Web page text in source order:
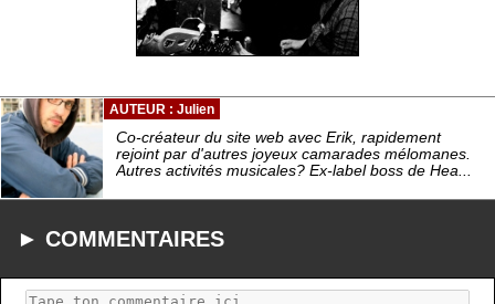
AUTEUR : Julien
Co-créateur du site web avec Erik, rapidement
rejoint par d'autres joyeux camarades mélomanes.
Autres activités musicales? Ex-label boss de Hea...
► COMMENTAIRES